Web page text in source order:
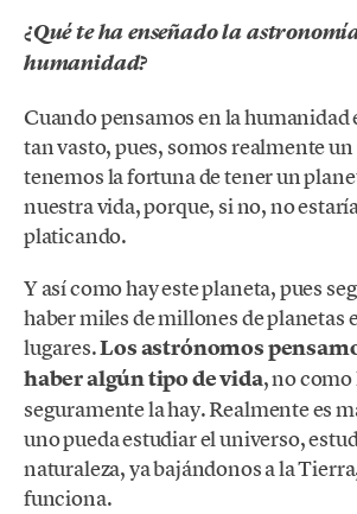
¿Qué te ha enseñado la
humanidad?
Cuando pensamos en la humanidad
tan vasto, pues, somos realmente
tenemos la fortuna de tener un
nuestra vida, porque, si no, no
platicando.
Y así como hay este planeta, pues
haber miles de millones de planetas
lugares.Los astrónomos
haber algún tipo de vida, no como
seguramente la hay. Realmente es
uno pueda estudiar el universo,
naturaleza, ya bajándonos a la
funciona.